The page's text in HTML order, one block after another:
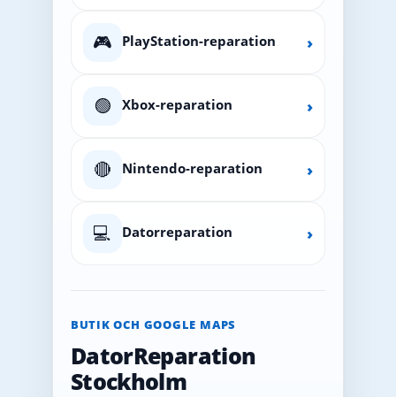
🎮 PlayStation-reparation ›
🟢 Xbox-reparation ›
🔴 Nintendo-reparation ›
💻 Datorreparation ›
BUTIK OCH GOOGLE MAPS
DatorReparation
Stockholm